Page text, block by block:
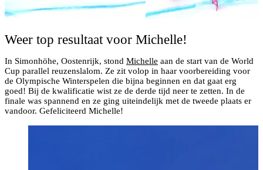
Weer top resultaat voor Michelle!
In Simonhöhe, Oostenrijk, stond Michelle aan de start van de World
Cup parallel reuzenslalom. Ze zit volop in haar voorbereiding voor
de Olympische Winterspelen die bijna beginnen en dat gaat erg
goed! Bij de kwalificatie wist ze de derde tijd neer te zetten. In de
finale was spannend en ze ging uiteindelijk met de tweede plaats er
vandoor. Gefeliciteerd Michelle!